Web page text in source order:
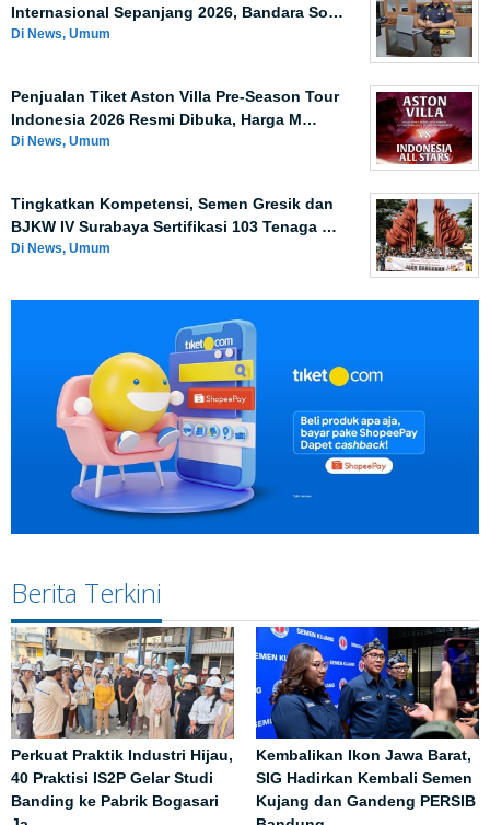
Internasional Sepanjang 2026, Bandara So…
Di News, Umum
Penjualan Tiket Aston Villa Pre-Season Tour
Indonesia 2026 Resmi Dibuka, Harga M…
Di News, Umum
Tingkatkan Kompetensi, Semen Gresik dan
BJKW IV Surabaya Sertifikasi 103 Tenaga …
Di News, Umum
Berita Terkini
Perkuat Praktik Industri Hijau,
40 Praktisi IS2P Gelar Studi
Banding ke Pabrik Bogasari
Kembalikan Ikon Jawa Barat,
SIG Hadirkan Kembali Semen
Kujang dan Gandeng PERSIB